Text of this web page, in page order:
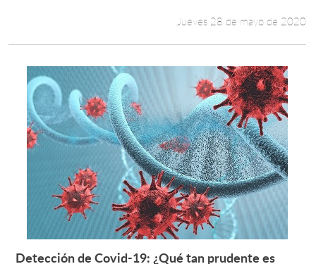
Jueves 28 de mayo de 2020
Detección de Covid-19: ¿Qué tan prudente es